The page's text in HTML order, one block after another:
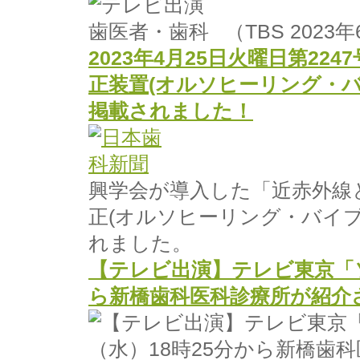
（TBS 2023
2023年4月25日火曜日第
正装置(オルソヒーリング・
掲載されました！
興学会が導入した「近赤外
正(オルソヒーリング・バイ
れました。
【テレビ出演】テレビ東京
ら新橋歯科医科診療所が紹